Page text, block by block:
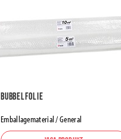
Bubbelfolie
Emballagematerial / General